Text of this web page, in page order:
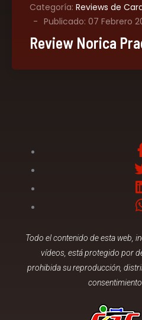
Categoría: Reviews de
Publicado: 07 Febrero
Review Norica
Todo el contenido de esta web,
vídeos, está protegido por
prohibida su reproducción,